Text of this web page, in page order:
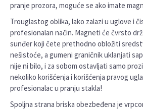
pranje prozora, moguće se ako imate
Trouglastog oblika, lako zalazi u uglove i
profesionalan način. Magneti će čvrsto
sunđer koji čete prethodno obložiti
nešistoće, a gumeni graničnik uklanjati
nije ni bilo, i za sobom ostavljati samo
nekoliko korišćenja i korišćenja pravog
profesionalac u pranju stakla!
Spoljna strana briska obezbeđena je